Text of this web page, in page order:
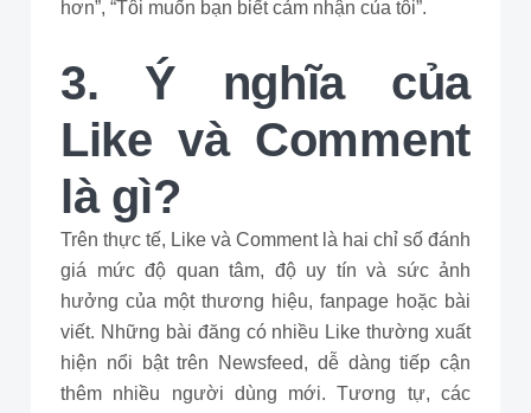
hơn”, “Tôi muốn bạn biết cảm nhận của tôi”.
3. Ý nghĩa của
Like và Comment
là gì?
Trên thực tế, Like và Comment là hai chỉ số đánh
giá mức độ quan tâm, độ uy tín và sức ảnh
hưởng của một thương hiệu, fanpage hoặc bài
viết. Những bài đăng có nhiều Like thường xuất
hiện nổi bật trên Newsfeed, dễ dàng tiếp cận
thêm nhiều người dùng mới. Tương tự, các